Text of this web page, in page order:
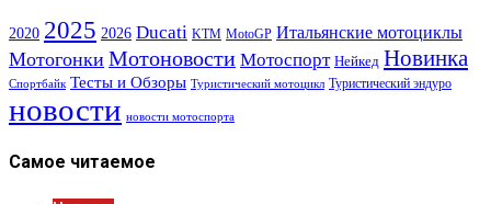
2020 2025 2026 Ducati KTM MotoGP Итальянские мотоциклы
Мотогонки Мотоновости Мотоспорт Нейкед Новинка
Спортбайк Тесты и Обзоры Туристический мотоцикл Туристический эндуро
новости новости мотоспорта
Самое читаемое